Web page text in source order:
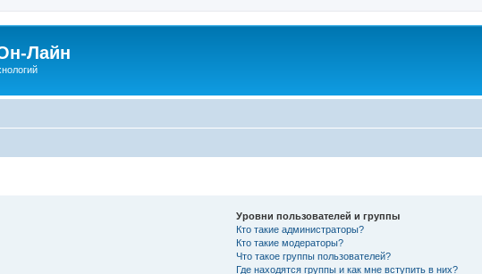
Лайн
Уровни пользователей и группы
Кто такие администраторы?
Кто такие модераторы?
Что такое группы пользователей?
Где находятся группы и как мне вступить в них?